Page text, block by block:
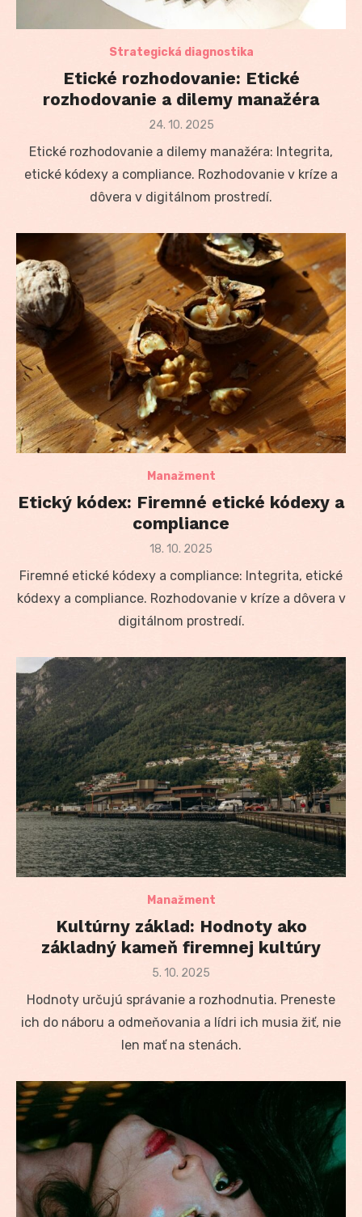
Strategická diagnostika
Etické rozhodovanie: Etické
rozhodovanie a dilemy manažéra
Posted
24. 10. 2025
Etické rozhodovanie a dilemy manažéra: Integrita,
etické kódexy a compliance. Rozhodovanie v kríze a
dôvera v digitálnom prostredí.
Manažment
Etický kódex: Firemné etické kódexy a
compliance
Posted
18. 10. 2025
Firemné etické kódexy a compliance: Integrita, etické
kódexy a compliance. Rozhodovanie v kríze a dôvera v
digitálnom prostredí.
Manažment
Kultúrny základ: Hodnoty ako
základný kameň firemnej kultúry
Posted
5. 10. 2025
Hodnoty určujú správanie a rozhodnutia. Preneste
ich do náboru a odmeňovania a lídri ich musia žiť, nie
len mať na stenách.